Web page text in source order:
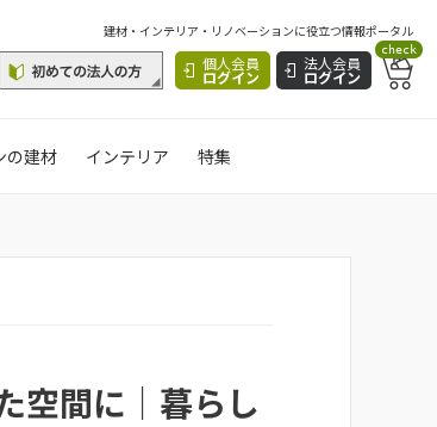
建材・インテリア・リノベーションに役立つ情報ポータル
個人会員
ログイン
法人会員
ログイン
check
の建材 インテリア 特集
空間に｜暮らし